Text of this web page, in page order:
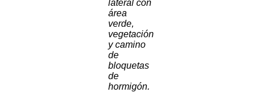
lateral con
área
verde,
vegetación
y camino
de
bloquetas
de
hormigón.